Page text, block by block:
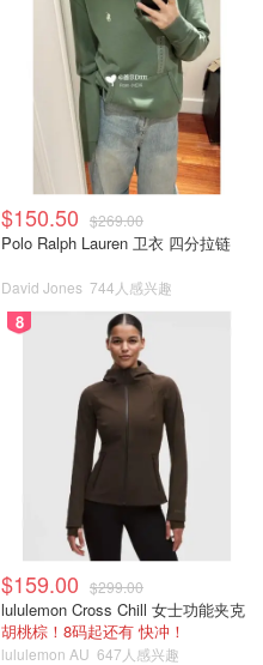
$150.50 $269.00
Polo Ralph Lauren 卫衣 四分拉链
David Jones 744人感兴趣
8
$159.00 $299.00
lululemon Cross Chill 女士功能夹克
胡桃棕！8码起还有 快冲！
lululemon AU 647人感兴趣